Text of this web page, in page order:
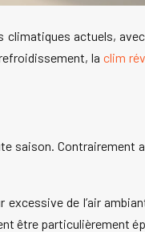
actuels,
la clim
saison. Contrairement
de l’air
être particulièrement